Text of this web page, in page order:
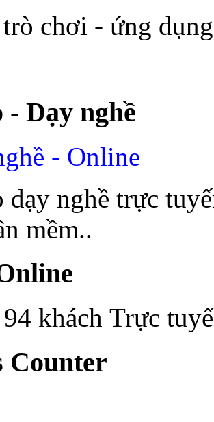
chơi - ứng
- Dạy nghề
- Online
dạy nghề trực
mềm..
khách Trực
Counter